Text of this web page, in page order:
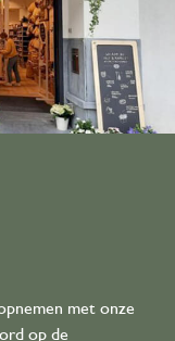
met onze
op de